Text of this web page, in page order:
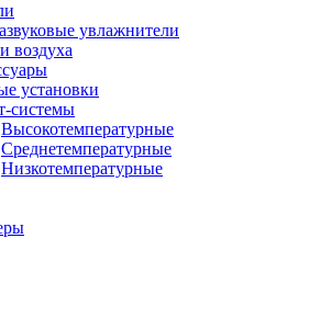
увлажнители
воздуха
установки
системы
Высокотемпературные
Среднетемпературные
Низкотемпературные